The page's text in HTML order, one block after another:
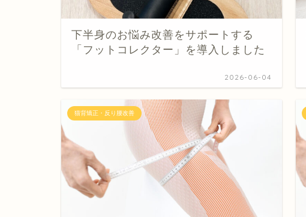
下半身のお悩み改善をサポートする
「フットコレクター」を導入しました
2026-06-04
猫背矯正・反り腰改善